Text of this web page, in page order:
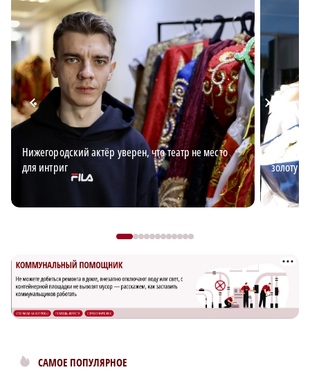
Нижегородский актёр уверен, что театр не место
для интриг
золоту
САМОЕ ПОПУЛЯРНОЕ